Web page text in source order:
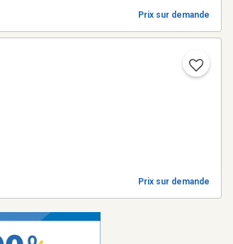
Prix sur demande
Prix sur demande